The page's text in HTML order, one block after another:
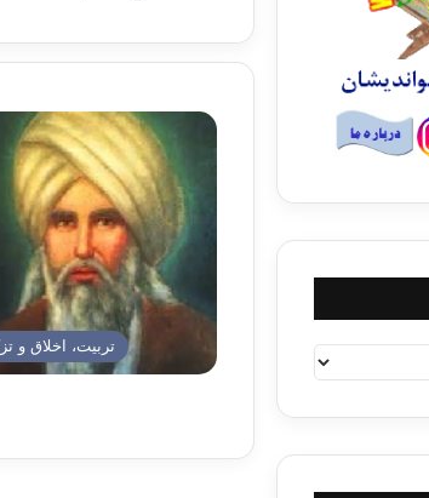
تربیت، اخلاق و